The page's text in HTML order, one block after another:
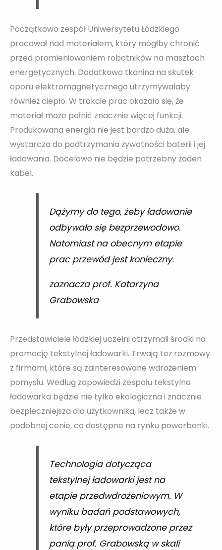
Początkowo zespół Uniwersytetu Łódzkiego
pracował nad materiałem, który mógłby chronić
przed promieniowaniem robotników na masztach
energetycznych. Dodatkowo tkanina na skutek
oporu elektromagnetycznego utrzymywałaby
również ciepło. W trakcie prac okazało się, że
materiał może pełnić znacznie więcej funkcji.
Produkowana energia nie jest bardzo duża, ale
wystarcza do podtrzymania żywotności baterii i jej
ładowania. Docelowo nie będzie potrzebny żaden
kabel.
Dążymy do tego, żeby ładowanie
odbywało się bezprzewodowo.
Natomiast na obecnym etapie
prac przewód jest konieczny.
zaznacza prof. Katarzyna
Grabowska
Przedstawiciele łódzkiej uczelni otrzymali środki na
promocję tekstylnej ładowarki. Trwają też rozmowy
z firmami, które są zainteresowane wdrożeniem
pomysłu. Według zapowiedzi zespołu tekstylna
ładowarka będzie nie tylko ekologiczna i znacznie
bezpieczniejsza dla użytkownika, lecz także w
podobnej cenie, co dostępne na rynku powerbanki.
Technologia dotycząca
tekstylnej ładowarki jest na
etapie przedwdrożeniowym. W
wyniku badań podstawowych,
które były przeprowadzone przez
panią prof. Grabowską w skali